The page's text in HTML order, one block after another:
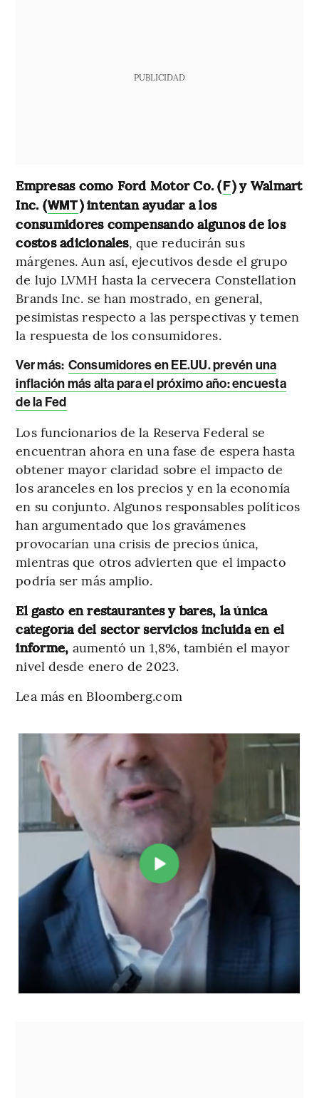
PUBLICIDAD
Empresas como Ford Motor Co. (F) y Walmart
Inc. (WMT) intentan ayudar a los
consumidores compensando algunos de los
costos adicionales, que reducirán sus
márgenes. Aun así, ejecutivos desde el grupo
de lujo LVMH hasta la cervecera Constellation
Brands Inc. se han mostrado, en general,
pesimistas respecto a las perspectivas y temen
la respuesta de los consumidores.
Ver más: Consumidores en EE.UU. prevén una
inflación más alta para el próximo año: encuesta
de la Fed
Los funcionarios de la Reserva Federal se
encuentran ahora en una fase de espera hasta
obtener mayor claridad sobre el impacto de
los aranceles en los precios y en la economía
en su conjunto. Algunos responsables políticos
han argumentado que los gravámenes
provocarían una crisis de precios única,
mientras que otros advierten que el impacto
podría ser más amplio.
El gasto en restaurantes y bares, la única
categoría del sector servicios incluida en el
informe, aumentó un 1,8%, también el mayor
nivel desde enero de 2023.
Lea más en Bloomberg.com